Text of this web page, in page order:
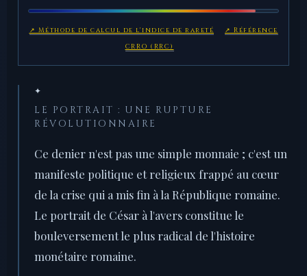
↗ Méthode de calcul de l'indice de rareté
↗ Référence
CRRO (RRC)
✦
LE PORTRAIT : UNE RUPTURE
RÉVOLUTIONNAIRE
Ce denier n'est pas une simple monnaie ; c'est un
manifeste politique et religieux frappé au cœur
de la crise qui a mis fin à la République romaine.
Le portrait de César à l'avers constitue le
bouleversement le plus radical de l'histoire
monétaire romaine.